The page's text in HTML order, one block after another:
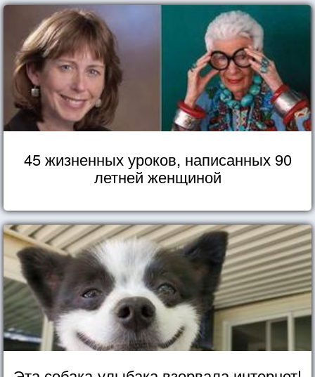
45 жизненных уроков, написанных 90
летней женщиной